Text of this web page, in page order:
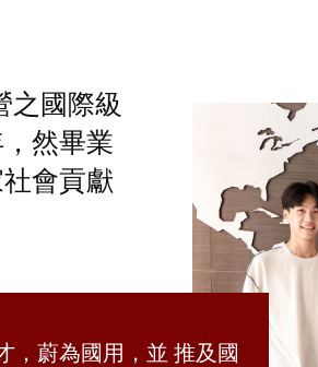
之國際級
然畢業
會貢獻
，蔚為國用，並 推及國